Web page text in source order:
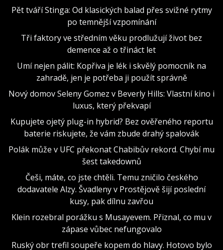
Pět tváří Stinga: Od klasických balad přes svižné rytmy
po temnější vzpomínání
Tři faktory ve středním věku prodlužují život bez
demence až o třináct let
Umí nejen pálit: Kopřiva je lék i skvělý pomocník na
zahradě, jen je potřeba ji použít správně
Nový domov Seleny Gomez v Beverly Hills: Vlastní kino i
luxus, který překvapí
Kupujete ojetý plug-in hybrid? Bez ověřeného reportu
baterie riskujete, že vám zbude drahý spalovák
Polák může v UFC překonat Chabibův rekord. Chybí mu
šest takedownů
Češi, máte, co jste chtěli. Temu zničilo českého
dodavatele Alzy. Švadleny v Prostějově šijí poslední
kusy, pak dílnu zavřou
Klein rozebral porážku s Musayevem. Přiznal, co mu v
zápase vůbec nefungovalo
Ruský obr trefil soupeře kopem do hlavy. Hotovo bylo